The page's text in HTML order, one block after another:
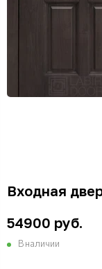
Входная
54900 руб.
В наличии